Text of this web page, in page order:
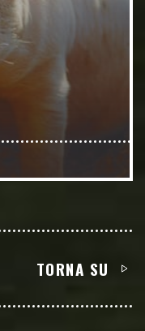
TORNA SU